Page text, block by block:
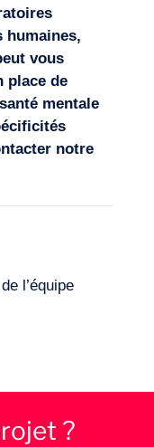
humaines,
vous
place de
mentale
notre
l’équipe
?